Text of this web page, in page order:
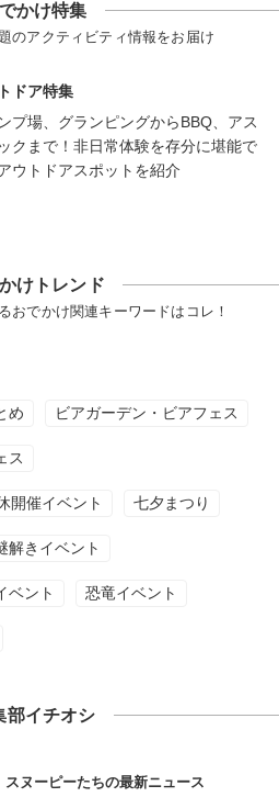
かけ特集
のアクティビティ情報をお届け
ドア特集
プ場、グランピングからBBQ、アス
クまで！非日常体験を存分に堪能で
ウトドアスポットを紹介
けトレンド
おでかけ関連キーワードはコレ！
め ビアガーデン・ビアフェス
ス
開催イベント 七夕まつり
解きイベント
ベント 恐竜イベント
部イチオシ
スヌーピーたちの最新ニュース